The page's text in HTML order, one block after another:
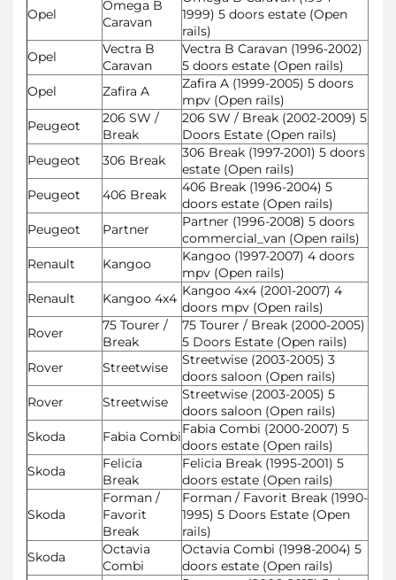
Opel
Omega B
Caravan
1999) 5 doors estate (Open
rails)
Opel
Vectra B
Caravan
Vectra B Caravan (1996-2002)
5 doors estate (Open rails)
Opel
Zafira A
Zafira A (1999-2005) 5 doors
mpv (Open rails)
Peugeot
206 SW /
Break
206 SW / Break (2002-2009) 5
Doors Estate (Open rails)
Peugeot
306 Break
306 Break (1997-2001) 5 doors
estate (Open rails)
Peugeot
406 Break
406 Break (1996-2004) 5
doors estate (Open rails)
Peugeot
Partner
Partner (1996-2008) 5 doors
commercial_van (Open rails)
Renault
Kangoo
Kangoo (1997-2007) 4 doors
mpv (Open rails)
Renault
Kangoo 4x4 Kangoo 4x4 (2001-2007) 4
doors mpv (Open rails)
Rover
75 Tourer /
Break
75 Tourer / Break (2000-2005)
5 Doors Estate (Open rails)
Rover
Streetwise
Streetwise (2003-2005) 3
doors saloon (Open rails)
Rover
Streetwise
Streetwise (2003-2005) 5
doors saloon (Open rails)
Skoda
Fabia CombiFabia Combi (2000-2007) 5
doors estate (Open rails)
Skoda
Felicia
Break
Felicia Break (1995-2001) 5
doors estate (Open rails)
Skoda
Forman /
Favorit
Break
Forman / Favorit Break (1990-
1995) 5 Doors Estate (Open
rails)
Skoda
Octavia
Combi
Octavia Combi (1998-2004) 5
doors estate (Open rails)